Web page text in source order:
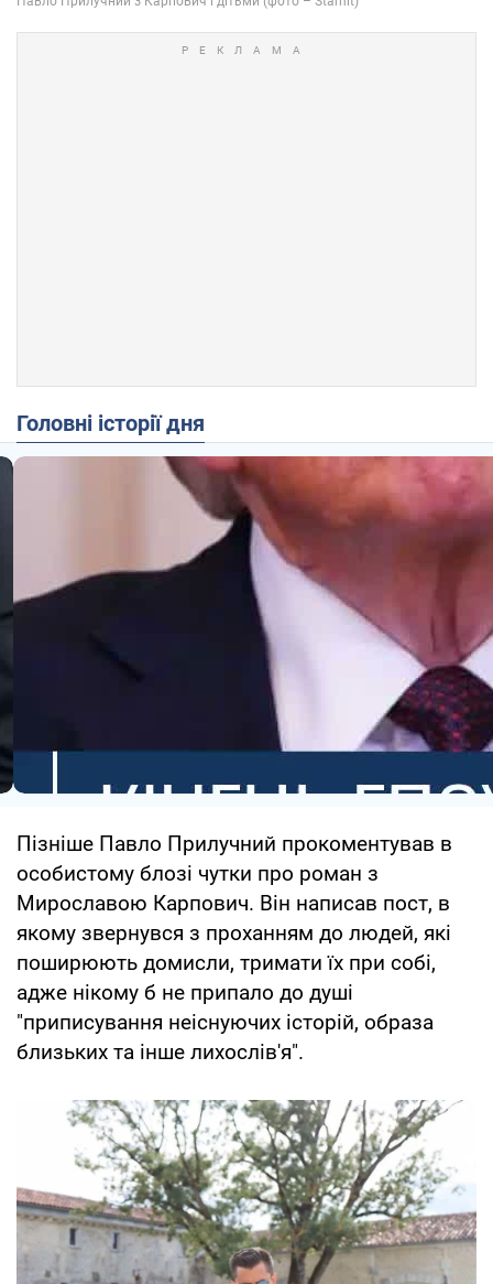
Головні історії дня
Пізніше Павло Прилучний прокоментував в
особистому блозі чутки про роман з
Мирославою Карпович. Він написав пост, в
якому звернувся з проханням до людей, які
поширюють домисли, тримати їх при собі,
адже нікому б не припало до душі
"приписування неіснуючих історій, образа
близьких та інше лихослів'я".